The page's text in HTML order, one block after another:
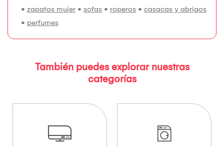
• zapatos mujer • sofas • roperos • casacas y abrigos
• perfumes
También puedes explorar nuestras
categorías